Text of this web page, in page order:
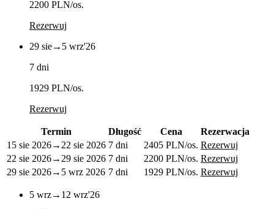
2200 PLN/os.
Rezerwuj
29 sie→ 5 wrz'26
7 dni
1929 PLN/os.
Rezerwuj
Termin Długość Cena
Rezerwacja
15 sie 2026→ 22 sie 2026 7 dni 2405 PLN/os. Rezerwuj
22 sie 2026→ 29 sie 2026 7 dni 2200 PLN/os. Rezerwuj
29 sie 2026→ 5 wrz 2026 7 dni 1929 PLN/os. Rezerwuj
5 wrz→ 12 wrz'26